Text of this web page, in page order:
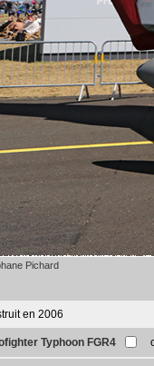
Pichard
en 2006
Typhoon FGR4